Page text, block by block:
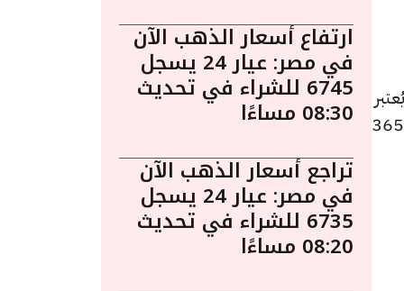
مايو الساعة 9:05 مساءً. يُعتبر
الذهب معدنًا مهمًا يتغير سعره باستمرار، وقد شهدت أسعار الذهب تغيرات كثيرة، لذلك قمنا في مصر 365
ارتفاع أسعار الذهب الآن
في مصر: عيار 24 يسجل
6745 للشراء في تحديث
08:30 مساءًا
تراجع أسعار الذهب الآن
في مصر: عيار 24 يسجل
6735 للشراء في تحديث
08:20 مساءًا